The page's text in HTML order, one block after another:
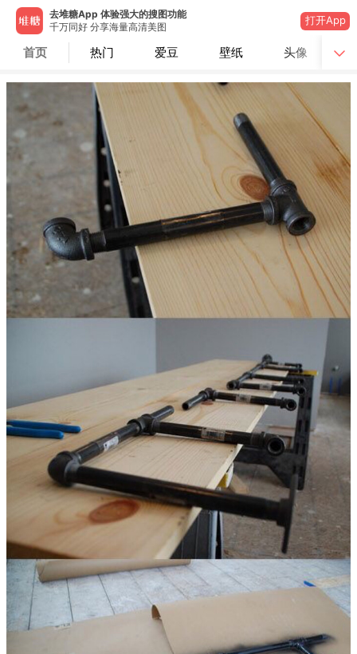
去堆糖App 体验强大的搜图功能
千万同好 分享海量高清美图
打开App
首页 热门 爱豆 壁纸 头像